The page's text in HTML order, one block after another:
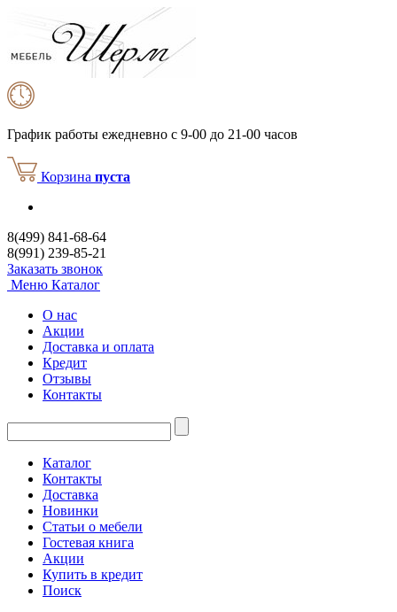
График работы ежедневно с 9-00 до 21-00 часов
Корзина пуста
8(499) 841-68-64
8(991) 239-85-21
Заказать звонок
Меню Каталог
О нас
Акции
Доставка и оплата
Кредит
Отзывы
Контакты
Каталог
Контакты
Доставка
Новинки
Статьи о мебели
Гостевая книга
Акции
Купить в кредит
Поиск